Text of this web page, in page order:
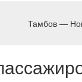
Тамбов —